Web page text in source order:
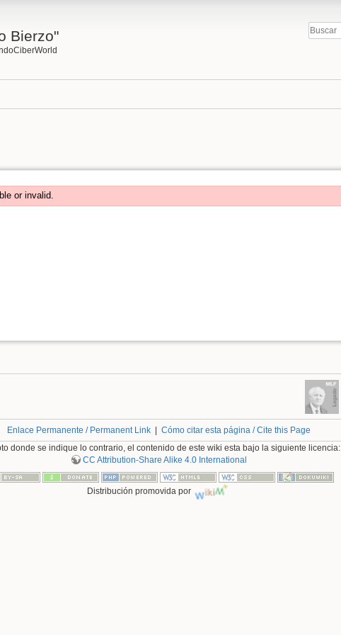
Bierzo"
or invalid.
Enlace Permanente / Permanent Link| Cómo citar esta página / Cite this Page
donde se indique lo contrario, el contenido de este wiki esta bajo la siguiente licencia:
CC Attribution-Share Alike 4.0 International
Distribución promovida por